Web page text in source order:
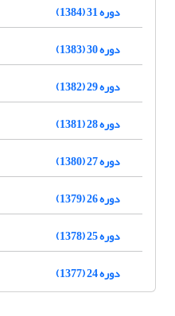
دوره 31 (1384)
دوره 30 (1383)
دوره 29 (1382)
دوره 28 (1381)
دوره 27 (1380)
دوره 26 (1379)
دوره 25 (1378)
دوره 24 (1377)